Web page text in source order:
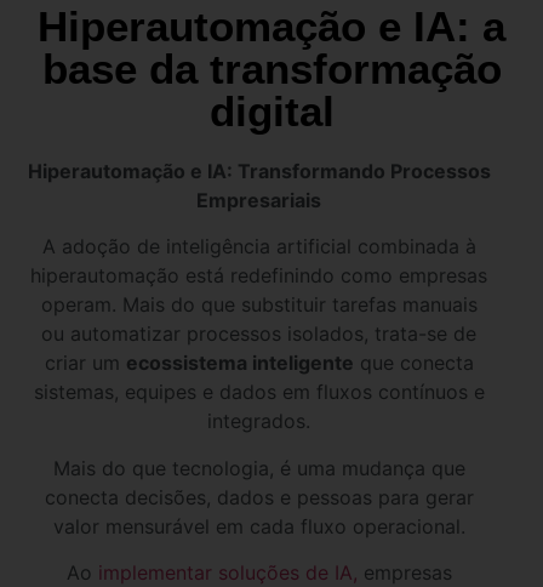
Hiperautomação e IA: a
base da transformação
digital
Hiperautomação e IA: Transformando Processos
Empresariais
A adoção de inteligência artificial combinada à
hiperautomação está redefinindo como empresas
operam. Mais do que substituir tarefas manuais
ou automatizar processos isolados, trata-se de
criar um ecossistema inteligente que conecta
sistemas, equipes e dados em fluxos contínuos e
integrados.
Mais do que tecnologia, é uma mudança que
conecta decisões, dados e pessoas para gerar
valor mensurável em cada fluxo operacional.
Ao implementar soluções de IA, empresas